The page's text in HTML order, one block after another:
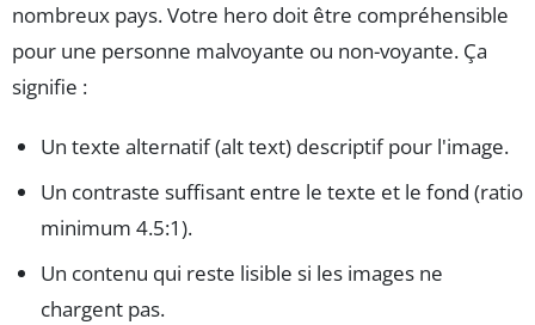
nombreux pays. Votre hero doit être compréhensible
pour une personne malvoyante ou non-voyante. Ça
signifie :
Un texte alternatif (alt text) descriptif pour l'image.
Un contraste suffisant entre le texte et le fond (ratio
minimum 4.5:1).
Un contenu qui reste lisible si les images ne
chargent pas.